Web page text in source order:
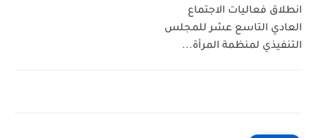
انطلاق فعاليات الاجتماع
العادي التاسع عشر للمجلس
التنفيذي لمنظمة المرأة...